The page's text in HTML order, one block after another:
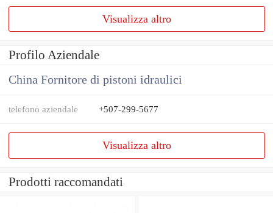
Visualizza altro
Profilo Aziendale
China Fornitore di pistoni idraulici
telefono aziendale +507-299-5677
Visualizza altro
Prodotti raccomandati